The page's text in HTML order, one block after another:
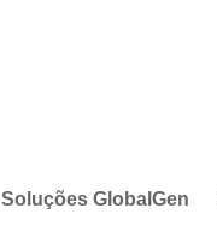
Soluções GlobalGen